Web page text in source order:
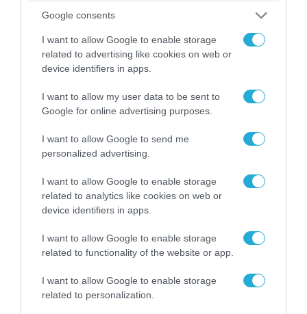
Google consents
I want to allow Google to enable storage
related to advertising like cookies on web or
device identifiers in apps.
I want to allow my user data to be sent to
Google for online advertising purposes.
I want to allow Google to send me
personalized advertising.
I want to allow Google to enable storage
related to analytics like cookies on web or
device identifiers in apps.
I want to allow Google to enable storage
related to functionality of the website or app.
I want to allow Google to enable storage
related to personalization.
06.08.2026 | 09:03
«Οι εντελώς αθώοι»: Η ανάρτηση του Αρκά για
τα ζώα που χάθηκαν στις πυρκαγιές της